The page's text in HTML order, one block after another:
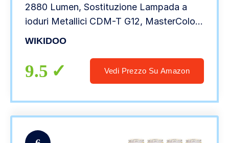
2880 Lumen, Sostituzione Lampada a
ioduri Metallici CDM-T G12, MasterColor,
CMH-T G12+ CFL, Lampadina LED G12
Warm White 3000K)
WIKIDOO
9.5 Vedi Prezzo Su Amazon